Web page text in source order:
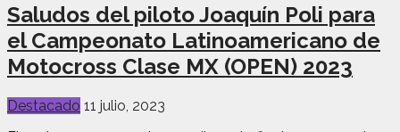
Saludos del piloto Joaquín Poli para
el Campeonato Latinoamericano de
Motocross Clase MX (OPEN) 2023
Destacado 11 julio, 2023